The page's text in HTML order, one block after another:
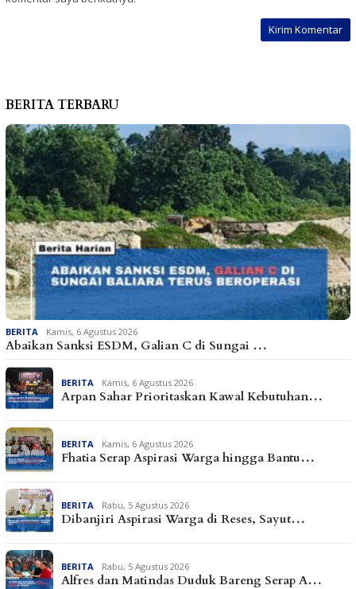
BERITA TERBARU
BERITA Kamis, 6 Agustus 2026
Abaikan Sanksi ESDM, Galian C di Sungai …
BERITA Kamis, 6 Agustus 2026
Arpan Sahar Prioritaskan Kawal Kebutuhan…
BERITA Kamis, 6 Agustus 2026
Fhatia Serap Aspirasi Warga hingga Bantu…
BERITA Rabu, 5 Agustus 2026
Dibanjiri Aspirasi Warga di Reses, Sayut…
BERITA Rabu, 5 Agustus 2026
Alfres dan Matindas Duduk Bareng Serap A…